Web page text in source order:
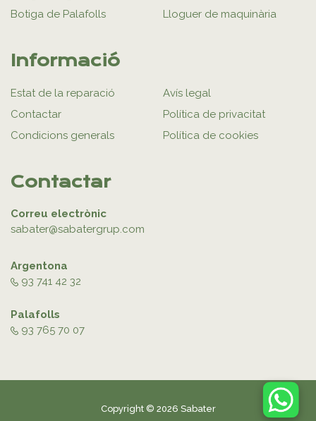
Botiga de Palafolls
Lloguer de maquinària
Informació
Estat de la reparació
Contactar
Condicions generals
Avís legal
Política de privacitat
Política de cookies
Contactar
Correu electrònic
sabater@sabatergrup.com
Argentona
93 741 42 32
Palafolls
93 765 70 07
Copyright © 2026 Sabater